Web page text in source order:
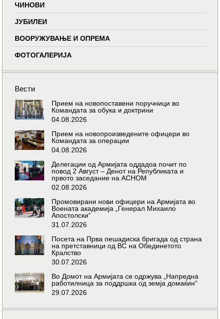
ЧИНОВИ
ЈУБИЛЕИ
ВООРУЖУВАЊЕ И ОПРЕМА
ФОТОГАЛЕРИЈА
Вести
Прием на новопоставени поручници во
Командата за обука и доктрини
04.08.2026
Прием на новопроизведените офицери во
Командата за операции
04.08.2026
Делегации од Армијата оддадоа почит по
повод 2 Август – Денот на Републиката и
првото заседание на АСНОМ
02.08.2026
Промовирани нови офицери на Армијата во
Воената академија „Генерал Михаило
Апостолски“
31.07.2026
Посета на Прва пешадиска бригада од страна
на претставници од ВС на Обединетото
Кралство
30.07.2026
Во Домот на Армијата се одржува „Напредна
работилница за поддршка од земја домаќин“
29.07.2026